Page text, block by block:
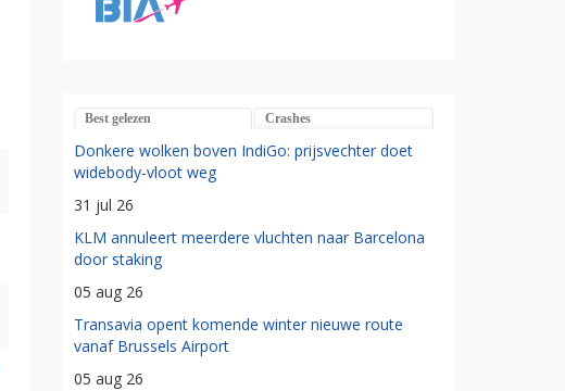
Best gelezen Crashes
Donkere wolken boven IndiGo: prijsvechter doet
widebody-vloot weg
31 jul 26
KLM annuleert meerdere vluchten naar Barcelona
door staking
05 aug 26
Transavia opent komende winter nieuwe route
vanaf Brussels Airport
05 aug 26